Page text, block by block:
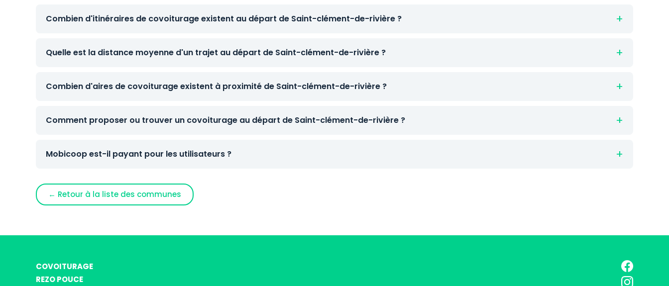
Combien d'itinéraires de covoiturage existent au départ de Saint-clément-de-rivière ?
Quelle est la distance moyenne d'un trajet au départ de Saint-clément-de-rivière ?
Combien d'aires de covoiturage existent à proximité de Saint-clément-de-rivière ?
Comment proposer ou trouver un covoiturage au départ de Saint-clément-de-rivière ?
Mobicoop est-il payant pour les utilisateurs ?
← Retour à la liste des communes
COVOITURAGE
REZO POUCE